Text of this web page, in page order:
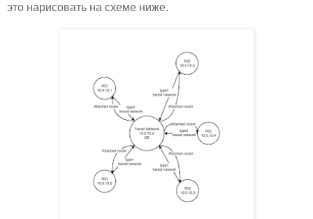
это нарисовать на схеме ниже.